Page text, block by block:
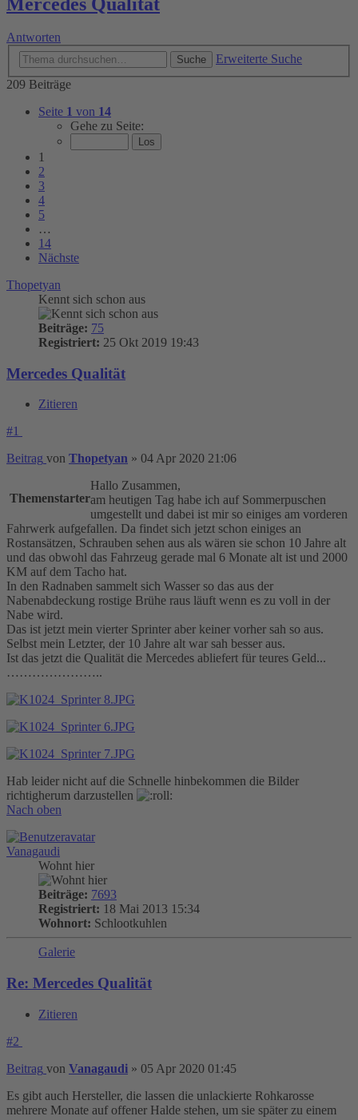
Antworten
Suche
Erweiterte Suche
209 Beiträge
Seite 1 von 14
Gehe zu Seite:
1
2
3
4
5
…
14
Nächste
Thopetyan
Kennt sich schon aus
Beiträge: 75
Registriert: 25 Okt 2019 19:43
Mercedes Qualität
Zitieren
#1
Beitrag von Thopetyan » 04 Apr 2020 21:06
Themenstarter
Hallo Zusammen,
am heutigen Tag habe ich auf Sommerpuschen
umgestellt und dabei ist mir so einiges am vorderen
Fahrwerk aufgefallen. Da findet sich jetzt schon einiges an
Rostansätzen, Schrauben sehen aus als wären sie schon 10 Jahre alt
und das obwohl das Fahrzeug gerade mal 6 Monate alt ist und 2000
KM auf dem Tacho hat.
In den Radnaben sammelt sich Wasser so das aus der
Nabenabdeckung rostige Brühe raus läuft wenn es zu voll in der
Nabe wird.
Das ist jetzt mein vierter Sprinter aber keiner vorher sah so aus.
Selbst mein Letzter, der 10 Jahre alt war sah besser aus.
Ist das jetzt die Qualität die Mercedes abliefert für teures Geld...
…………………..
Hab leider nicht auf die Schnelle hinbekommen die Bilder
richtigherum darzustellen
Nach oben
Vanagaudi
Wohnt hier
Beiträge: 7693
Registriert: 18 Mai 2013 15:34
Wohnort: Schlootkuhlen
Galerie
Re: Mercedes Qualität
Zitieren
#2
Beitrag von Vanagaudi » 05 Apr 2020 01:45
Es gibt auch Hersteller, die lassen die unlackierte Rohkarosse
mehrere Monate auf offener Halde stehen, um sie später zu einem